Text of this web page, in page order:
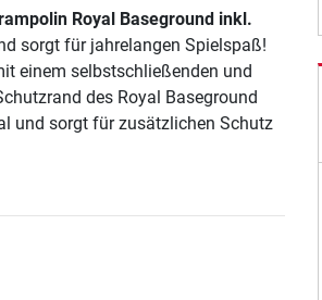
Royal Baseground inkl.
sorgt für jahrelangen Spielspaß!
einem selbstschließenden und
des Royal Baseground
und sorgt für zusätzlichen Schutz